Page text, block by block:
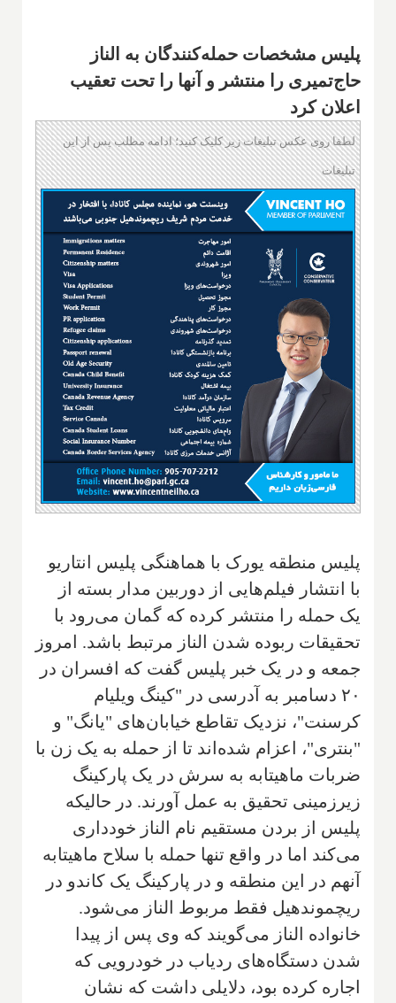
پلیس مشخصات حمله‌کنندگان به الناز
حاج‌تمیری را منتشر و آنها را تحت تعقیب
اعلان کرد
لطفا روی عکس تبلیغات زیر کلیک کنید؛ ادامه مطلب پس از این
تبلیغات
پلیس منطقه یورک با هماهنگی پلیس انتاریو
با انتشار فیلم‌هایی از دوربین مدار بسته از
یک حمله را منتشر کرده که گمان می‌رود با
تحقیقات ربوده شدن الناز مرتبط باشد. امروز
جمعه و در یک خبر پلیس گفت که افسران در
۲۰ دسامبر به آدرسی در "کینگ ویلیام
کرسنت"، نزدیک تقاطع خیابان‌های "یانگ" و
"بنتری"، اعزام شده‌اند تا از حمله به یک زن با
ضربات ماهیتابه به سرش در یک پارکینگ
زیرزمینی تحقیق به عمل آورند. در حالیکه
پلیس از بردن مستقیم نام الناز خودداری
می‌کند اما در واقع تنها حمله با سلاح ماهیتابه
آنهم در این منطقه و در پارکینگ یک کاندو در
ریچموندهیل فقط مربوط الناز می‌شود.
خانواده الناز می‌گویند که وی پس از پیدا
شدن دستگاه‌های ردیاب در خودرویی که
اجاره کرده بود، دلایلی داشت که نشان